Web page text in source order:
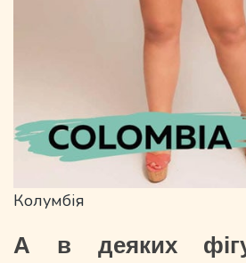
Колумбія
А в деяких